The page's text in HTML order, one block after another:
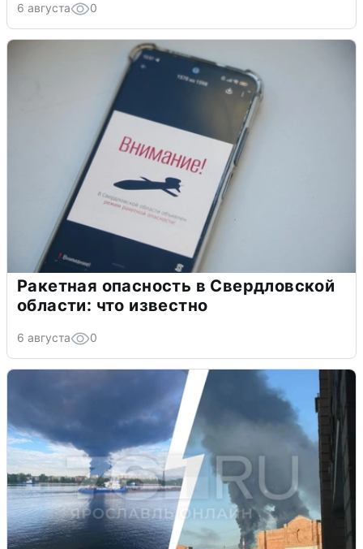
6 августа 0
Ракетная опасность в Свердловской
области: что известно
6 августа 0